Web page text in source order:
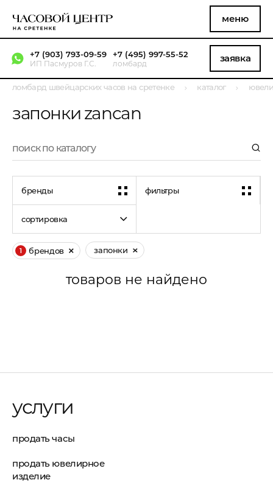
меню
+7 (903) 793-09-59
ИП Пасмуров Г.С.
+7 (495) 997-55-52
ломбард заявка
ломбард швейцарских часов на сретенке каталог
запонки zancan
бренды фильтры
сортировка
1 брендов запонки
товаров не найдено
услуги
продать часы
продать ювелирное
изделие